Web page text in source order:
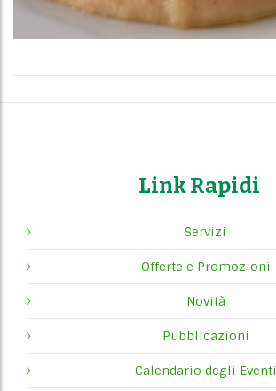
Link Rapidi
Servizi
Offerte e Promozioni
Novità
Pubblicazioni
Calendario degli Eventi